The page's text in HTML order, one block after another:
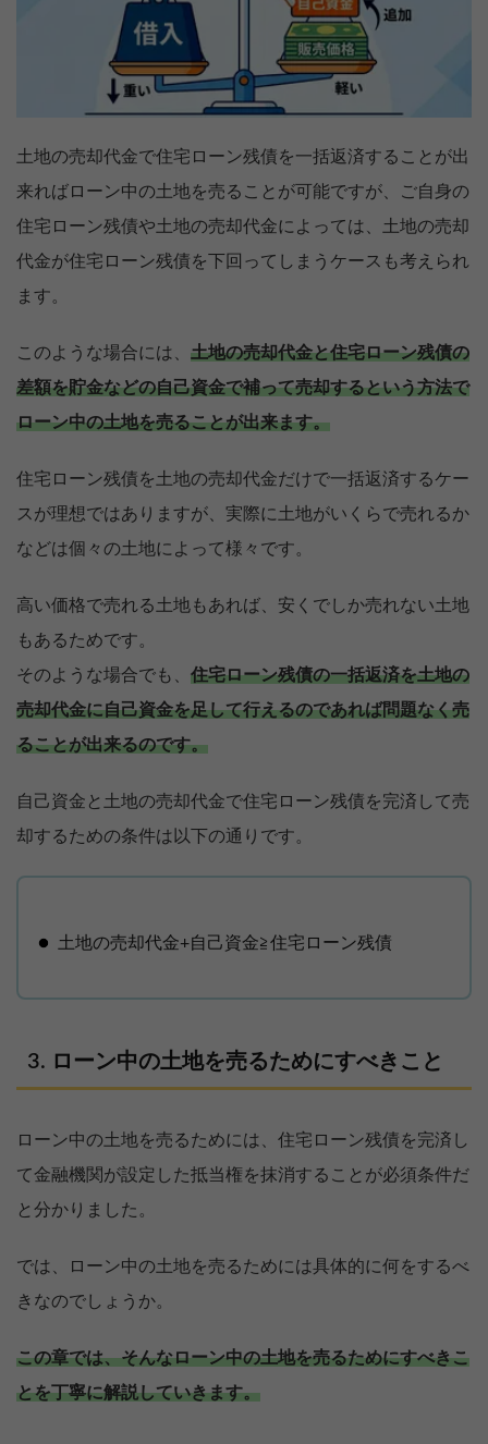
土地の売却代金で住宅ローン残債を一括返済することが出
来ればローン中の土地を売ることが可能ですが、ご自身の
住宅ローン残債や土地の売却代金によっては、土地の売却
代金が住宅ローン残債を下回ってしまうケースも考えられ
ます。
このような場合には、 土地の売却代金と住宅ローン残債の
差額を貯金などの自己資金で補って売却するという方法で
ローン中の土地を売ることが出来ます。
住宅ローン残債を土地の売却代金だけで一括返済するケー
スが理想ではありますが、実際に土地がいくらで売れるか
などは個々の土地によって様々です。
高い価格で売れる土地もあれば、安くでしか売れない土地
もあるためです。
そのような場合でも、 住宅ローン残債の一括返済を土地の
売却代金に自己資金を足して行えるのであれば問題なく売
ることが出来るのです。
自己資金と土地の売却代金で住宅ローン残債を完済して売
却するための条件は以下の通りです。
土地の売却代金+自己資金≧住宅ローン残債
ローン中の土地を売るためにすべきこと
ローン中の土地を売るためには、住宅ローン残債を完済し
て金融機関が設定した抵当権を抹消することが必須条件だ
と分かりました。
では、ローン中の土地を売るためには具体的に何をするべ
きなのでしょうか。
この章では、そんなローン中の土地を売るためにすべきこ
とを丁寧に解説していきます。